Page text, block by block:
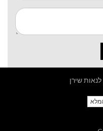
שירן